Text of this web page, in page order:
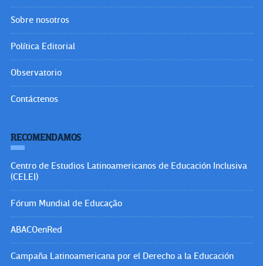
Sobre nosotros
Política Editorial
Observatorio
Contáctenos
RECOMENDAMOS
Centro de Estudios Latinoamericanos de Educación Inclusiva
(CELEI)
Fórum Mundial de Educação
ABACOenRed
Campaña Latinoamericana por el Derecho a la Educación